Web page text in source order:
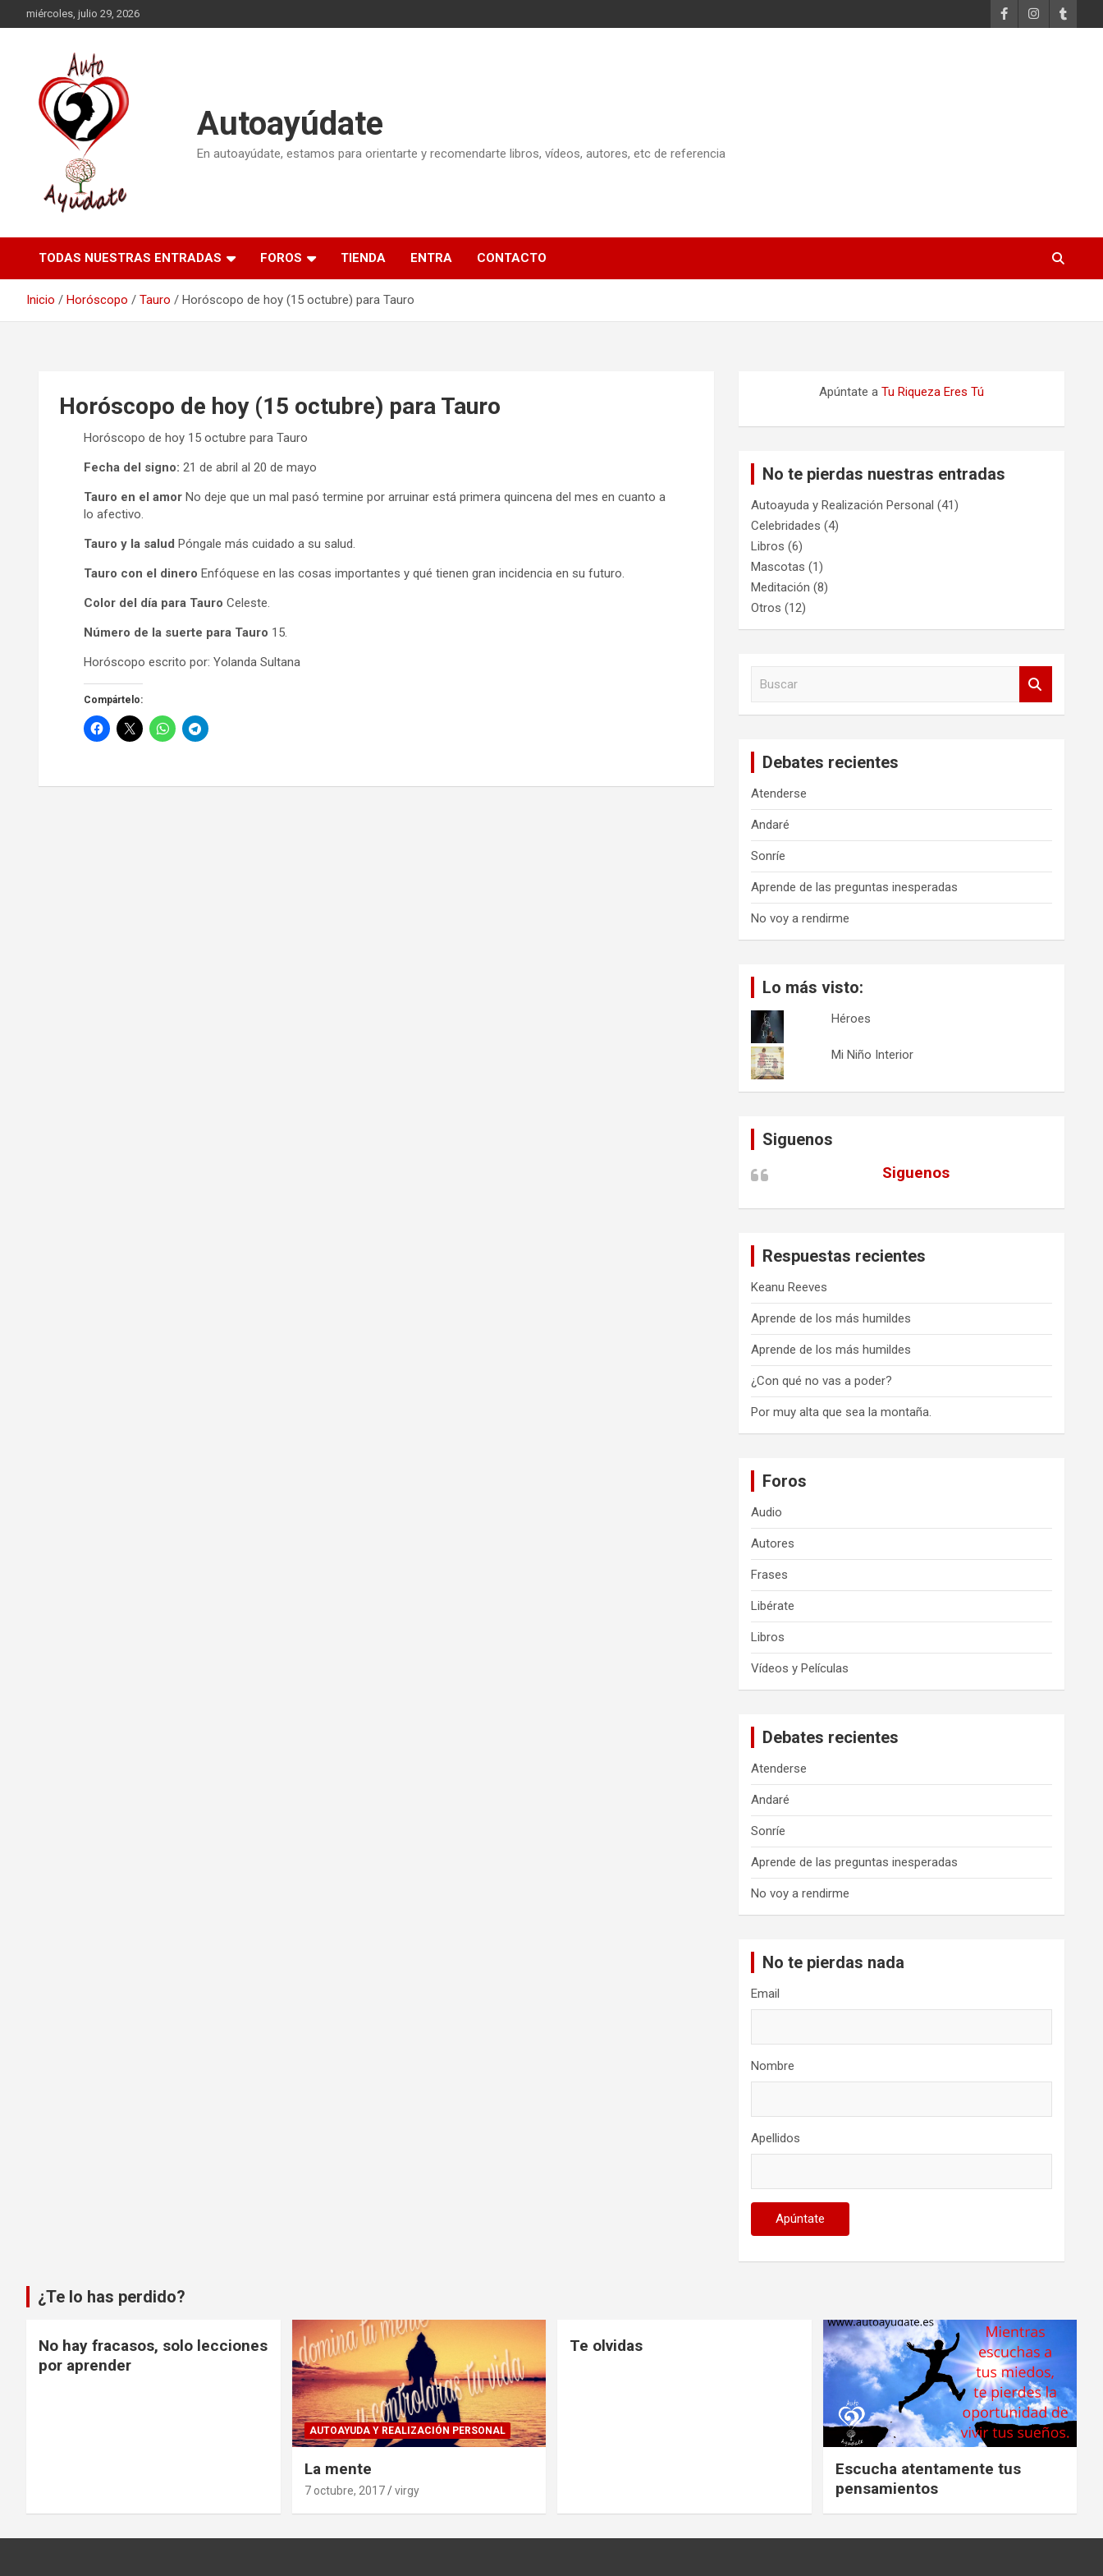
al
miércoles, julio 29, 2026
Autoayúdate
En autoayúdate, estamos para orientarte y recomendarte libros, vídeos, autores, etc de referencia
TODAS NUESTRAS ENTRADAS FOROS TIENDA ENTRA CONTACTO
Inicio Horóscopo Tauro Horóscopo de hoy (15 octubre) para Tauro
Horóscopo de hoy (15 octubre) para Tauro
Horóscopo de hoy 15 octubre para Tauro
Fecha del signo: 21 de abril al 20 de mayo
Tauro en el amor No deje que un mal pasó termine por arruinar está primera quincena del mes en cuanto a
lo afectivo.
Tauro y la salud Póngale más cuidado a su salud.
Tauro con el dinero Enfóquese en las cosas importantes y qué tienen gran incidencia en su futuro.
Color del día para Tauro Celeste.
Número de la suerte para Tauro 15.
Horóscopo escrito por: Yolanda Sultana
Compártelo:
Apúntate aTu Riqueza Eres Tú
No te pierdas nuestras entradas
Autoayuda y Realización Personal (41)
Celebridades (4)
Libros (6)
Mascotas (1)
Meditación (8)
Otros (12)
Debates recientes
Atenderse
Andaré
Sonríe
Aprende de las preguntas inesperadas
No voy a rendirme
Lo más visto:
Héroes
Mi Niño Interior
Siguenos
Siguenos
Respuestas recientes
Keanu Reeves
Aprende de los más humildes
Aprende de los más humildes
¿Con qué no vas a poder?
Por muy alta que sea la montaña.
Foros
Audio
Autores
Frases
Libérate
Libros
Vídeos y Películas
Debates recientes
Atenderse
Andaré
Sonríe
Aprende de las preguntas inesperadas
No voy a rendirme
No te pierdas nada
Email
Nombre
Apellidos
¿Te lo has perdido?
No hay fracasos, solo lecciones
por aprender
AUTOAYUDA Y REALIZACIÓN PERSONAL
La mente
7 octubre, 2017 virgy
Te olvidas
Escucha atentamente tus
pensamientos